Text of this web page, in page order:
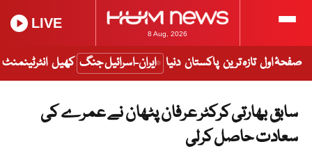
8 Aug, 2026
LIVE
صفحۂ اول تازہ ترین پاکستان دنیا ایران-اسرائیل جنگ کھیل انٹرٹینمنٹ
سابق بھارتی کرکٹر عرفان پٹھان نے عمرے کی
سعادت حاصل کرلی